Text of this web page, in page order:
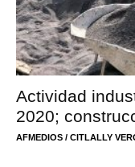
Actividad
2020;
AFMEDIOS / CITLALLY